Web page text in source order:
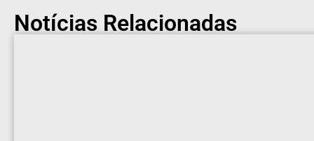
Notícias Relacionadas